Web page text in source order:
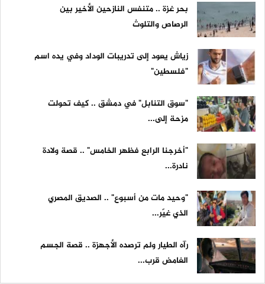
بحر غزة .. متنفس النازحين الأخير بين
الرصاص والتلوث
زياش يعود إلى تدريبات الوداد وفي يده اسم
"فلسطين"
"سوق التنابل" في دمشق .. كيف تحولت
مزحة إلى...
"أخرجنا الرابع فظهر الخامس" .. قصة ولادة
نادرة...
"وحيد مات من أسبوع" .. الصديق المصري
الذي غيّر...
رآه الطيار ولم ترصده الأجهزة .. قصة الجسم
الغامض قرب...